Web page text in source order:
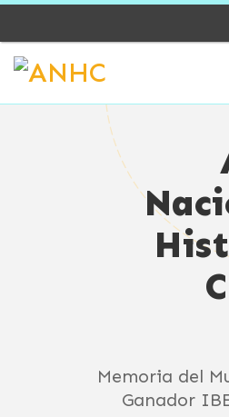
Memoria del
Ganador